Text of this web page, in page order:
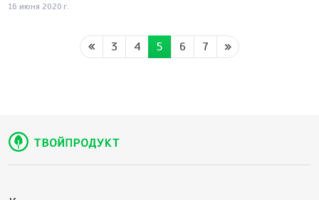
16 июня 2020 г.
3 4 5 6 7